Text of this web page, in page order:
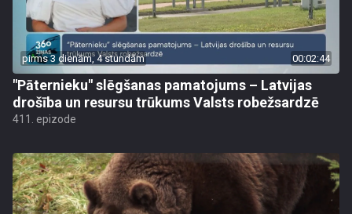
pirms 3 dienām, 4 stundām 00:02:44
"Pāternieku" slēgšanas pamatojums – Latvijas
drošība un resursu trūkums Valsts robežsardzē
411. epizode